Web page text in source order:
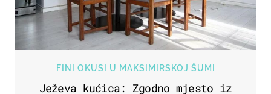
FINI OKUSI U MAKSIMIRSKOJ ŠUMI
Ježeva kućica: Zgodno mjesto iz